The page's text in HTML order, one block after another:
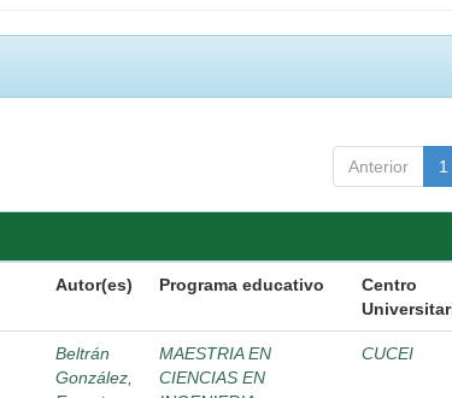
Anterior 1
Autor(es) Programa educativo
Centro
Beltrán
González,
MAESTRIA EN
CIENCIAS EN
CUCEI